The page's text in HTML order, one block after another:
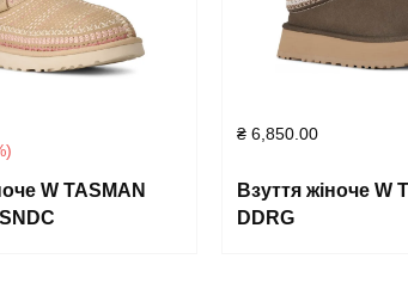
W TASMAN
₴ 6,850.00
Взуття жіноче W
DDRG